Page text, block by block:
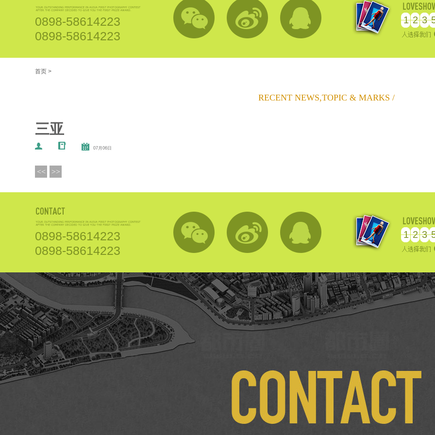
0898-58614223
0898-58614223
1 2 3
首页 >
RECENT NEWS,TOPIC & MARKS /
三亚
07月06日
<< >>
0898-58614223
0898-58614223
1 2 3